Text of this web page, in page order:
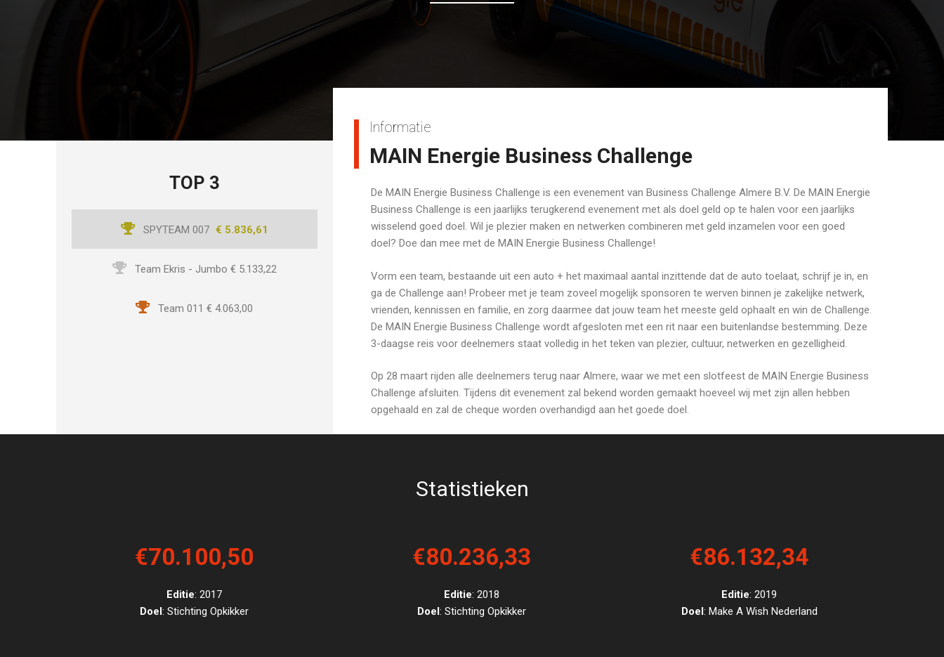
TOP 3
1 SPYTEAM 007 € 5.836,61
2 Team Ekris - Jumbo € 5.133,22
3 Team 011 € 4.063,00
Informatie
MAIN Energie Business Challenge
De MAIN Energie Business Challenge is een evenement van Business Challenge Almere B.V. De MAIN Energie
Business Challenge is een jaarlijks terugkerend evenement met als doel geld op te halen voor een jaarlijks
wisselend goed doel. Wil je plezier maken en netwerken combineren met geld inzamelen voor een goed
doel? Doe dan mee met de MAIN Energie Business Challenge!
Vorm een team, bestaande uit een auto + het maximaal aantal inzittende dat de auto toelaat, schrijf je in, en
ga de Challenge aan! Probeer met je team zoveel mogelijk sponsoren te werven binnen je zakelijke netwerk,
vrienden, kennissen en familie, en zorg daarmee dat jouw team het meeste geld ophaalt en win de Challenge.
De MAIN Energie Business Challenge wordt afgesloten met een rit naar een buitenlandse bestemming. Deze
3-daagse reis voor deelnemers staat volledig in het teken van plezier, cultuur, netwerken en gezelligheid.
Op 28 maart rijden alle deelnemers terug naar Almere, waar we met een slotfeest de MAIN Energie Business
Challenge afsluiten. Tijdens dit evenement zal bekend worden gemaakt hoeveel wij met zijn allen hebben
opgehaald en zal de cheque worden overhandigd aan het goede doel.
Statistieken
€70.100,50
Editie: 2017
Doel: Stichting Opkikker
€80.236,33
Editie: 2018
Doel: Stichting Opkikker
€86.132,34
Editie: 2019
Doel: Make A Wish Nederland